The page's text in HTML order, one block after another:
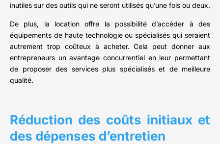
inutiles sur des outils qui ne seront utilisés qu’une fois ou deux.
De plus, la location offre la possibilité d’accéder à des
équipements de haute technologie ou spécialisés qui seraient
autrement trop coûteux à acheter. Cela peut donner aux
entrepreneurs un avantage concurrentiel en leur permettant
de proposer des services plus spécialisés et de meilleure
qualité.
Réduction des coûts initiaux et
des dépenses d’entretien